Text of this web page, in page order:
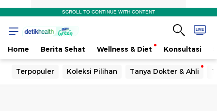
SCROLL TO CONTINUE WITH CONTENT
Home Berita Sehat Wellness & Diet Konsultasi
Terpopuler Koleksi Pilihan Tanya Dokter & Ahli